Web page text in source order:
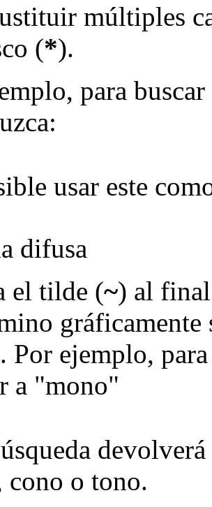
múltiples
(*).
para
usar este
difusa
el tilde (~) al
gráficamente
Por ejemplo,
a "mono"
cono o tono.